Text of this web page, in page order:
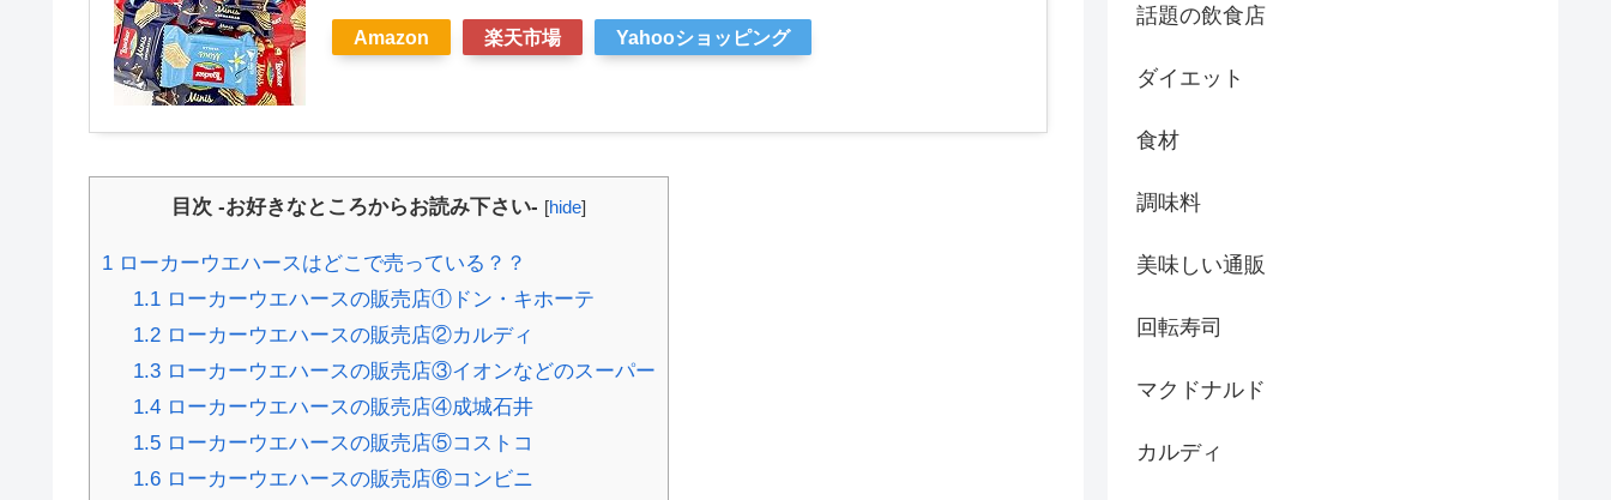
Amazon 楽天市場 Yahooショッピング
目次 -お好きなところからお読み下さい- [hide]
1 ローカーウエハースはどこで売っている？？
1.1ローカーウエハースの販売店①ドン・キホーテ
1.2ローカーウエハースの販売店②カルディ
1.3ローカーウエハースの販売店③イオンなどのスーパー
1.4ローカーウエハースの販売店④成城石井
1.5ローカーウエハースの販売店⑤コストコ
1.6ローカーウエハースの販売店⑥コンビニ
話題の飲食店
ダイエット
食材
調味料
美味しい通販
回転寿司
マクドナルド
カルディ